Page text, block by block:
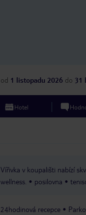
od 1 listopadu 2026 do 31
Hotel
Vířivka v koupališti nabízí
wellness.
posilovna
24hodinová recepce